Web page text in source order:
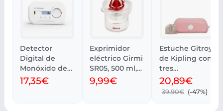
Detector
Digital de
Monóxido de
Carbono
FireAngel
17,35€
Exprimidor
eléctrico Girmi
SR05, 500 ml,
fácil limpieza
9,99€
Estuche Gitroy
de Kipling con
tres
compartiment
os
20,89€
39,90€ (-47%)